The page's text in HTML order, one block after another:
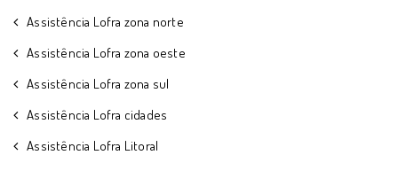
Assistência Lofra zona norte
Assistência Lofra zona oeste
Assistência Lofra zona sul
Assistência Lofra cidades
Assistência Lofra Litoral